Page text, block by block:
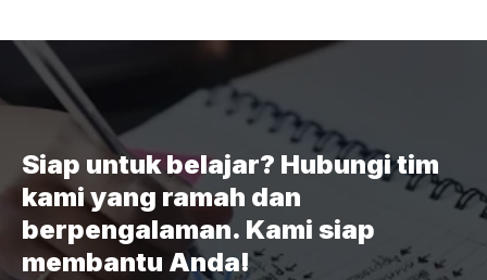
Siap untuk belajar? Hubungi tim
kami yang ramah dan
berpengalaman. Kami siap
membantu Anda!